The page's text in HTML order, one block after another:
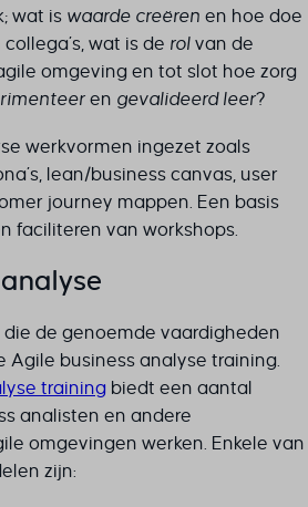
wat is waarde creëren en hoe doe
wat is de rol van de
omgeving en tot slot hoe zorg
en gevalideerd leer?
werkvormen ingezet zoals
lean/business canvas, user
journey mappen. Een basis
faciliteren van workshops.
de genoemde vaardigheden
Agile business analyse training.
training biedt een aantal
analisten en andere
omgevingen werken. Enkele van
zijn: